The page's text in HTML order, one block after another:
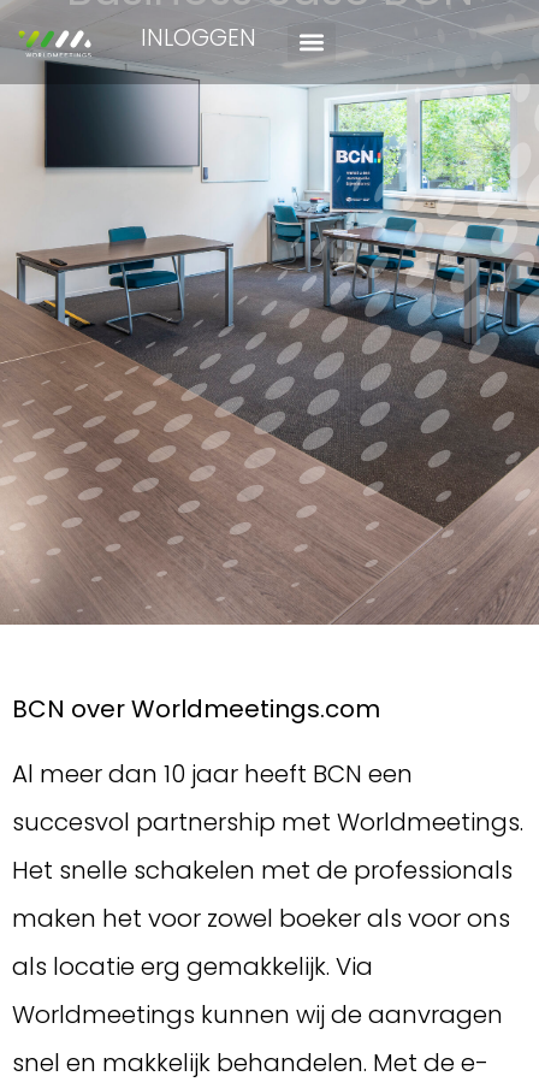
INLOGGEN
BCN over Worldmeetings.com
Al meer dan 10 jaar heeft BCN een
succesvol partnership met Worldmeetings.
Het snelle schakelen met de professionals
maken het voor zowel boeker als voor ons
als locatie erg gemakkelijk. Via
Worldmeetings kunnen wij de aanvragen
snel en makkelijk behandelen. Met de e-